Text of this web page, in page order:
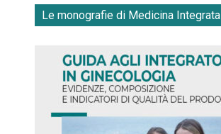
Le monografie di Medicina Integrata